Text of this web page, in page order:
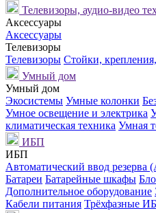
Телевизоры, аудио-видео
Аксессуары
Аксессуары
Телевизоры
Телевизоры Стойки,
Умный дом
Умный дом
Экосистемы Умные колонки
Умное освещение и электрика
климатическая техника Умная
ИБП
ИБП
Автоматический ввод резерва
Батареи Батарейные шкафы
Дополнительное оборудование
Кабели питания Трёхфазные